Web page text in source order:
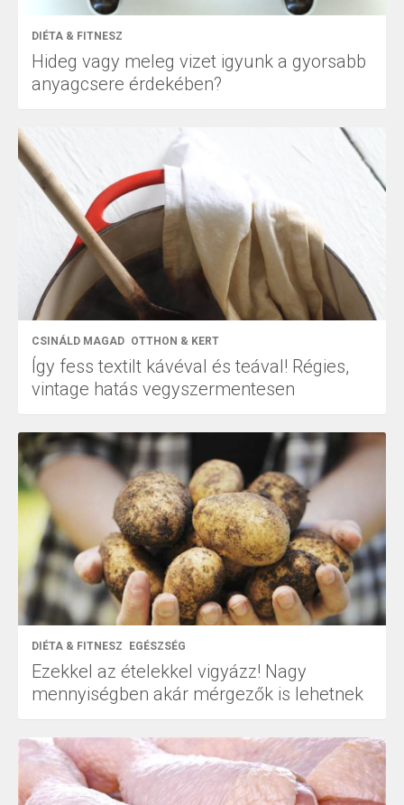
DIÉTA & FITNESZ
Hideg vagy meleg vizet igyunk a gyorsabb
anyagcsere érdekében?
CSINÁLD MAGAD OTTHON & KERT
Így fess textilt kávéval és teával! Régies,
vintage hatás vegyszermentesen
DIÉTA & FITNESZ EGÉSZSÉG
Ezekkel az ételekkel vigyázz! Nagy
mennyiségben akár mérgezők is lehetnek